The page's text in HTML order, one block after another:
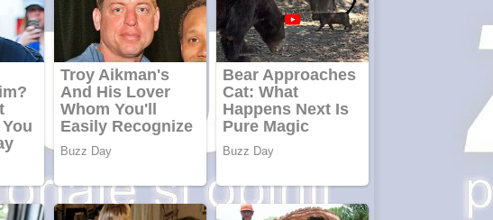
Anuntul tau apare in
mai multe ziare
online
Apartamente
2 camere
Aplică acum
pentru toate
împrumuturi
și obține bani